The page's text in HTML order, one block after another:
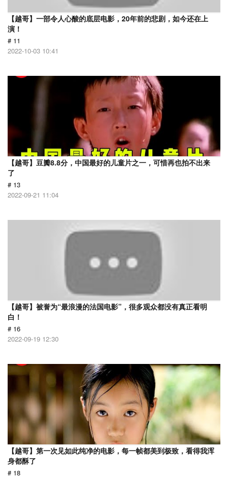
【越哥】一部令人心酸的底层电影，20年前的悲剧，如今还在上
演！
# 11
2022-10-03 10:41
【越哥】豆瓣8.8分，中国最好的儿童片之一，可惜再也拍不出来
了
# 13
2022-09-21 11:04
【越哥】被誉为“最浪漫的法国电影”，很多观众都没有真正看明
白！
# 16
2022-09-19 12:30
【越哥】第一次见如此纯净的电影，每一帧都美到极致，看得我浑
身都酥了
# 18